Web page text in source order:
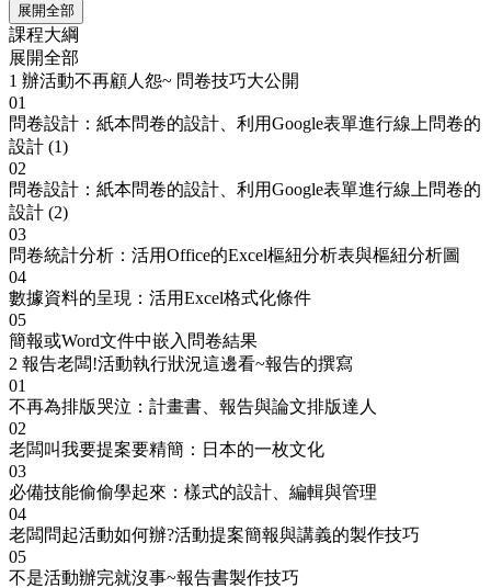
展開全部
課程大綱
展開全部
1 辦活動不再顧人怨~ 問卷技巧大公開
01
問卷設計：紙本問卷的設計、利用Google表單進行線上問卷的
設計 (1)
02
問卷設計：紙本問卷的設計、利用Google表單進行線上問卷的
設計 (2)
03
問卷統計分析：活用Office的Excel樞紐分析表與樞紐分析圖
04
數據資料的呈現：活用Excel格式化條件
05
簡報或Word文件中嵌入問卷結果
2 報告老闆!活動執行狀況這邊看~報告的撰寫
01
不再為排版哭泣：計畫書、報告與論文排版達人
02
老闆叫我要提案要精簡：日本的一枚文化
03
必備技能偷偷學起來：樣式的設計、編輯與管理
04
老闆問起活動如何辦?活動提案簡報與講義的製作技巧
05
不是活動辦完就沒事~報告書製作技巧